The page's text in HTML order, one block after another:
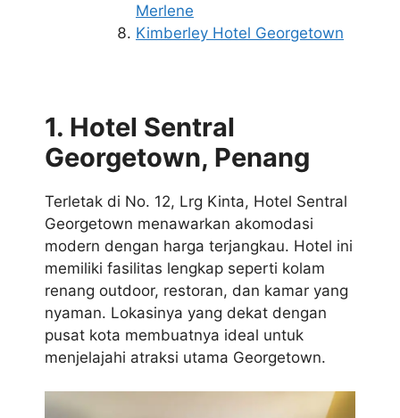
Merlene
Kimberley Hotel Georgetown
1. Hotel Sentral
Georgetown, Penang
Terletak di No. 12, Lrg Kinta, Hotel Sentral
Georgetown menawarkan akomodasi
modern dengan harga terjangkau. Hotel ini
memiliki fasilitas lengkap seperti kolam
renang outdoor, restoran, dan kamar yang
nyaman. Lokasinya yang dekat dengan
pusat kota membuatnya ideal untuk
menjelajahi atraksi utama Georgetown.